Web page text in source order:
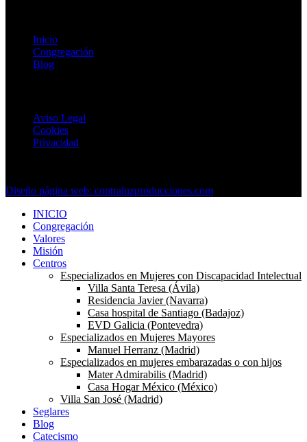
Inicio
Congregación
Blog
Aviso Legal
Cookies
Privacidad
Diseño página web: contraluzproducciones.com
INICIO
Congregación
Valores
Misión
Centros
Especializados en Mujeres con Discapacidad Intelectual
Villa Santa Teresa (Ávila)
Residencia Javier (Navarra)
Casa hospital de Santiago (Badajoz)
EVD Galicia (Pontevedra)
Especializados en Mujeres Mayores
Manuel Herranz (Madrid)
Especializados en mujeres embarazadas o con hijos
Mater Admirabilis (Madrid)
Casa Hogar México (México)
Villa San José (Madrid)
Seglares
Blog
Catecismo